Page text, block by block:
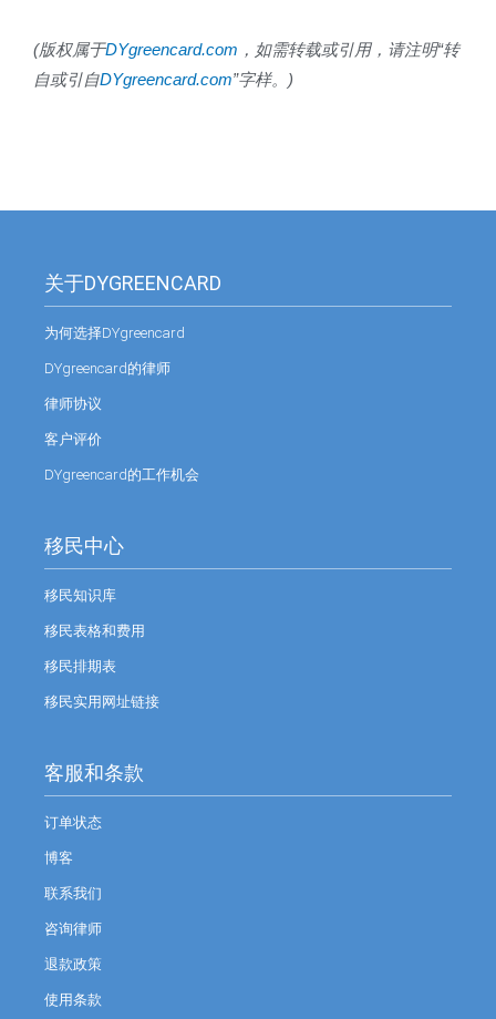
(版权属于DYgreencard.com ，如需转载或引用，请注明“转
自或引自DYgreencard.com”字样。 )
关于DYGREENCARD
为何选择DYgreencard
DYgreencard的律师
律师协议
客户评价
DYgreencard的工作机会
移民中心
移民知识库
移民表格和费用
移民排期表
移民实用网址链接
客服和条款
订单状态
博客
联系我们
咨询律师
退款政策
使用条款